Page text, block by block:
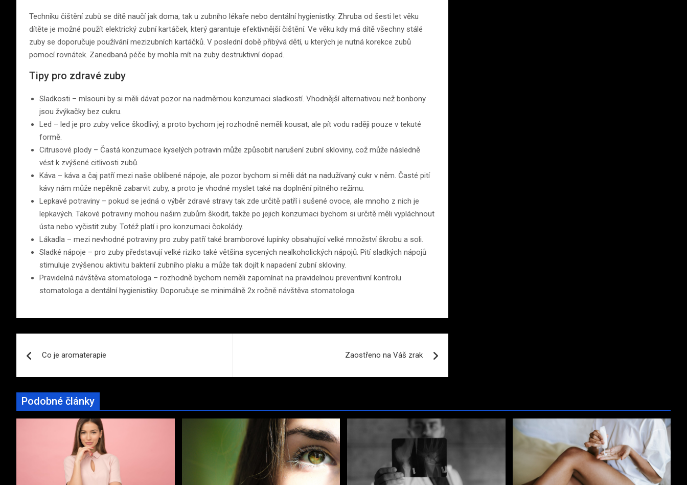
Techniku čištění zubů se dítě naučí jak doma, tak u zubního lékaře nebo dentální hygienistky. Zhruba od šesti let věku
dítěte je možné použít elektrický zubní kartáček, který garantuje efektivnější čištění. Ve věku kdy má dítě všechny stálé
zuby se doporučuje používání mezizubních kartáčků. V poslední době přibývá dětí, u kterých je nutná korekce zubů
pomocí rovnátek. Zanedbaná péče by mohla mít na zuby destruktivní dopad.
Tipy pro zdravé zuby
Sladkosti – mlsouni by si měli dávat pozor na nadměrnou konzumaci sladkostí. Vhodnější alternativou než bonbony
jsou žvýkačky bez cukru.
Led – led je pro zuby velice škodlivý, a proto bychom jej rozhodně neměli kousat, ale pít vodu raději pouze v tekuté
formě.
Citrusové plody – Častá konzumace kyselých potravin může způsobit narušení zubní skloviny, což může následně
vést k zvýšené citlivosti zubů.
Káva – káva a čaj patří mezi naše oblíbené nápoje, ale pozor bychom si měli dát na nadužívaný cukr v něm. Časté pití
kávy nám může nepěkně zabarvit zuby, a proto je vhodné myslet také na doplnění pitného režimu.
Lepkavé potraviny – pokud se jedná o výběr zdravé stravy tak zde určitě patří i sušené ovoce, ale mnoho z nich je
lepkavých. Takové potraviny mohou našim zubům škodit, takže po jejich konzumaci bychom si určitě měli vypláchnout
ústa nebo vyčistit zuby. Totéž platí i pro konzumaci čokolády.
Lákadla – mezi nevhodné potraviny pro zuby patří také bramborové lupínky obsahující velké množství škrobu a soli.
Sladké nápoje – pro zuby představují velké riziko také většina sycených nealkoholických nápojů. Pití sladkých nápojů
stimuluje zvýšenou aktivitu bakterií zubního plaku a může tak dojít k napadení zubní skloviny.
Pravidelná návštěva stomatologa – rozhodně bychom neměli zapomínat na pravidelnou preventivní kontrolu
stomatologa a dentální hygienistiky. Doporučuje se minimálně 2x ročně návštěva stomatologa.
pro
Co je aromaterapie Zaostřeno na Váš zrak
Podobné články